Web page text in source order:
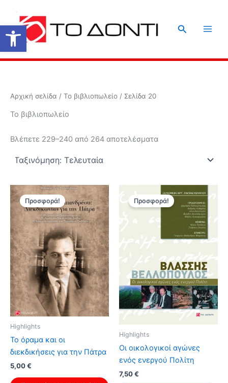
Ανοίξτε τη γραμμή εργαλείων
περιεχόμενο
Αναζήτηση
Αρχική σελίδα / Το βιβλιοπωλείο / Σελίδα 20
Το βιβλιοπωλείο
Βλέπετε 229–240 από 264 αποτελέσματαSorted
Προσφορά!
Highlights
Το όραμα και οι
διεκδικήσεις για την Πάτρα
Original
5,00€
Προσφορά!
Highlights
Οι οικολογικοί αγώνες
ενός ενεργού Πολίτη
Original
7,50€